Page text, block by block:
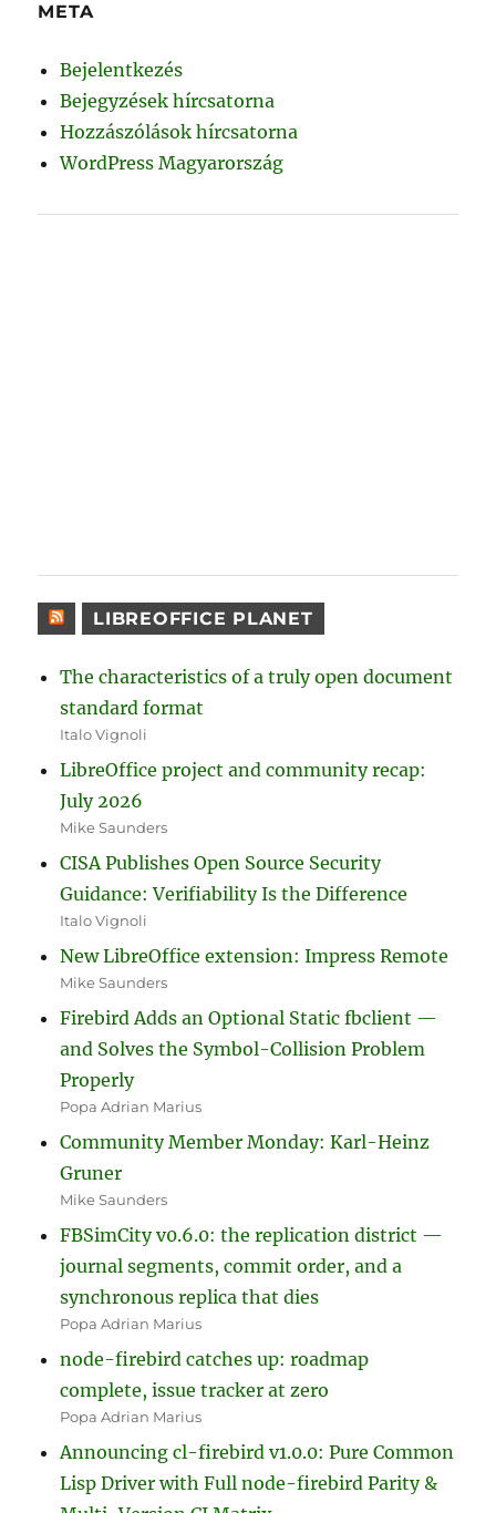
META
Bejelentkezés
Bejegyzések hírcsatorna
Hozzászólások hírcsatorna
WordPress Magyarország
LIBREOFFICE PLANET
The characteristics of a truly open document
standard format
Italo Vignoli
LibreOffice project and community recap:
July 2026
Mike Saunders
CISA Publishes Open Source Security
Guidance: Verifiability Is the Difference
Italo Vignoli
New LibreOffice extension: Impress Remote
Mike Saunders
Firebird Adds an Optional Static fbclient —
and Solves the Symbol-Collision Problem
Properly
Popa Adrian Marius
Community Member Monday: Karl-Heinz
Gruner
Mike Saunders
FBSimCity v0.6.0: the replication district —
journal segments, commit order, and a
synchronous replica that dies
Popa Adrian Marius
node-firebird catches up: roadmap
complete, issue tracker at zero
Popa Adrian Marius
Announcing cl-firebird v1.0.0: Pure Common
Lisp Driver with Full node-firebird Parity &